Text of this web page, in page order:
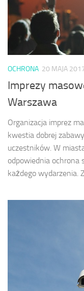
OCHRONA 20 MAJA
Imprezy
Warszawa
Organizacja imprez
kwestia dobrej
uczestników. W
odpowiednia
każdego wydarzenia.